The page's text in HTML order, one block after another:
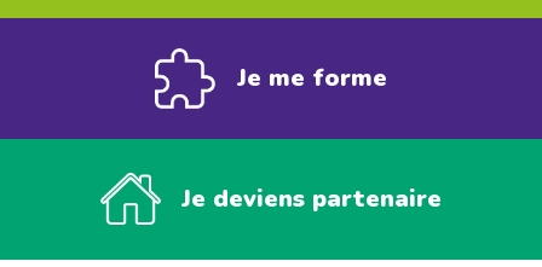
Je me forme
Je deviens partenaire